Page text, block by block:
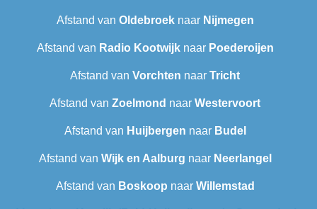
Afstand van Oldebroeknaar Nijmegen
Afstand van Radio Kootwijknaar Poederoijen
Afstand van Vorchten naar Tricht
Afstand van Zoelmond naar Westervoort
Afstand van Huijbergen naar Budel
Afstand van Wijk en Aalburg naar Neerlangel
Afstand van Boskoop naar Willemstad